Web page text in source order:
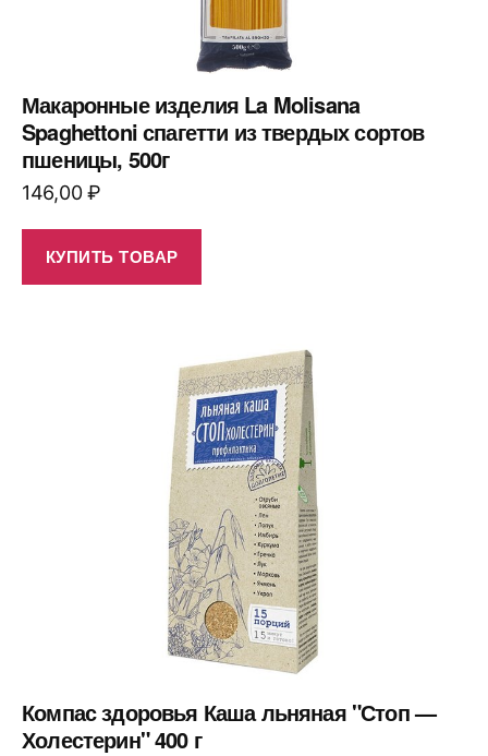
Макаронные изделия La Molisana
Spaghettoni спагетти из твердых сортов
пшеницы, 500г
146,00₽
КУПИТЬ ТОВАР
Компас здоровья Каша льняная "Стоп —
Холестерин" 400 г